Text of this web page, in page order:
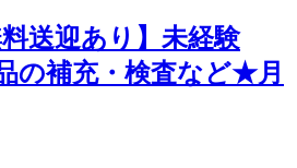
料送迎あり】未経験
の補充・検査など★月